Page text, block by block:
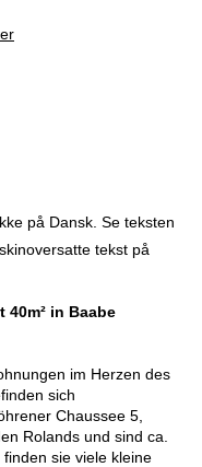
på Dansk. Se teksten
tekst på
in Baabe
im Herzen des
sich
Chaussee 5,
Rolands und sind ca.
sie viele kleine